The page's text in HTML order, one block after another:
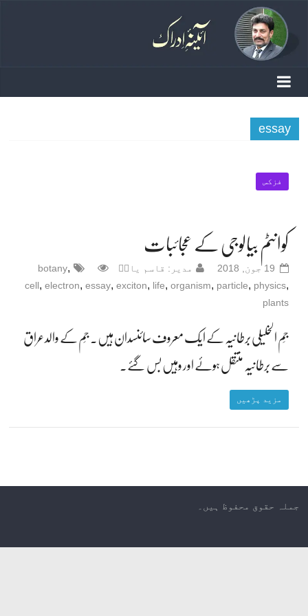
essay
فزکس
کوانٹم بیالوجی کے عجائبات
19 جون, 2018 مدیر: قاسم یادؔ botany,
cell, electron, essay, exciton, life, organism, particle, physics,
plants
جِم الخلیلی برطانیہ کے ایک معروف سائنسدان ہیں۔ جِم کے والد عراق
سے برطانیہ منتقل ہوئے اور وہیں بس گئے۔
مزید پڑھیں
جملہ حقوق محفوظ ہیں۔